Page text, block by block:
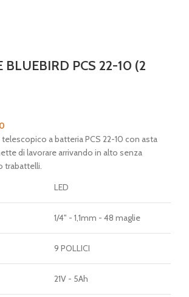
BLUEBIRD PCS 22-10 (2
prezzo
attuale
è:
a batteria PCS 22-10 con asta
di lavorare arrivando in alto senza
trabattelli.
LED
1/4" - 1,1mm - 48 maglie
9 POLLICI
21V - 5Ah